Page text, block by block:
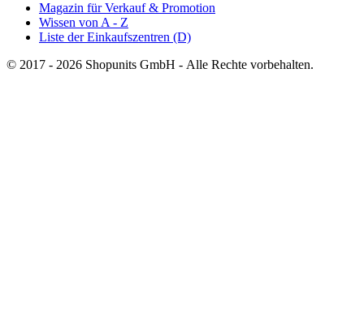
Magazin für Verkauf & Promotion
Wissen von A - Z
Liste der Einkaufszentren (D)
© 2017 - 2026 Shopunits GmbH - Alle Rechte vorbehalten.